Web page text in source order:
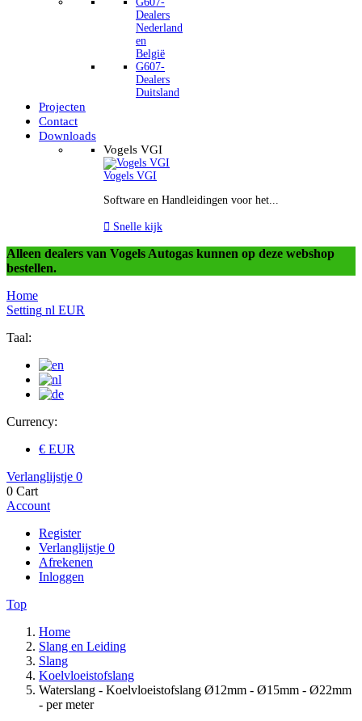
Dealers
Nederland
en
België
G607-
Dealers
Duitsland
Projecten
Contact
Downloads
Vogels VGI
Vogels VGI
Software en Handleidingen voor het...
 Snelle kijk
Alleen dealers van Vogels Autogas kunnen op deze webshop
bestellen.
Home
Setting nl EUR
Taal:
Currency:
€ EUR
Verlanglijstje 0
0 Cart
Account
Register
Verlanglijstje 0
Afrekenen
Inloggen
Top
Home
Slang en Leiding
Slang
Koelvloeistofslang
Waterslang - Koelvloeistofslang Ø12mm - Ø15mm - Ø22mm
- per meter